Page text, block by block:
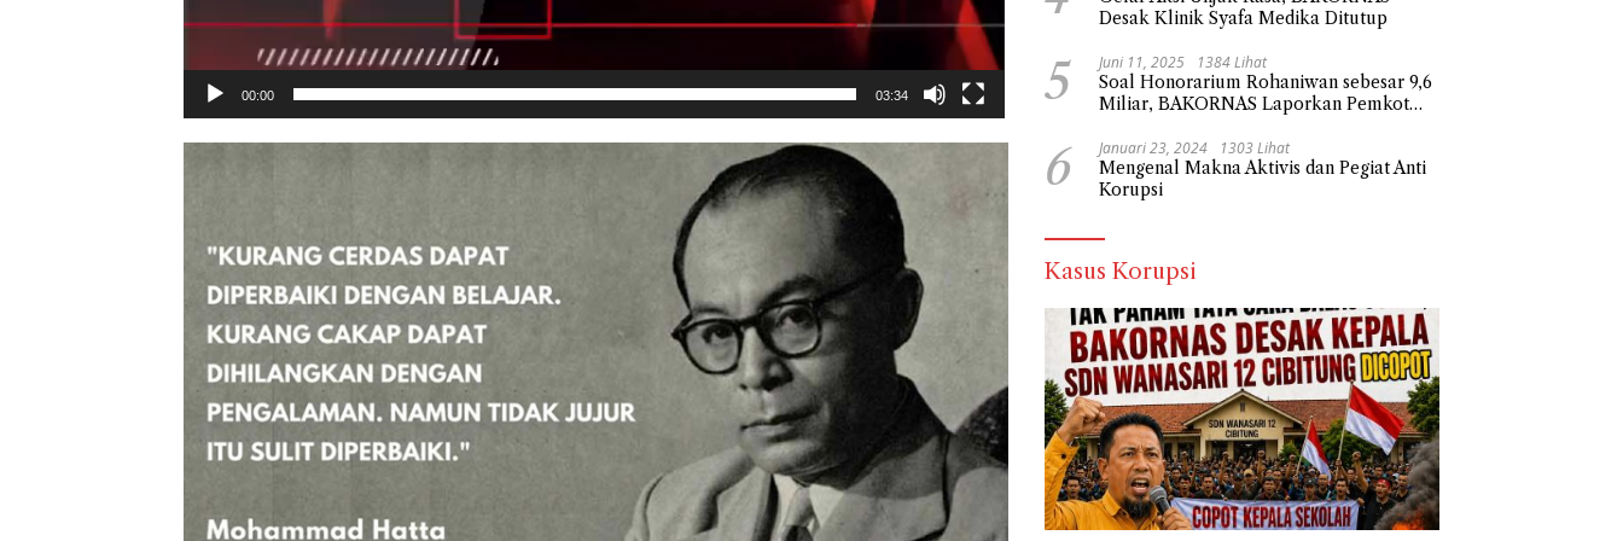
00:00 03:34
Desak Klinik Syafa Medika Ditutup
5 Juni 11, 2025 1384 Lihat
Soal Honorarium Rohaniwan sebesar 9,6
Miliar, BAKORNAS Laporkan Pemkot
6 Januari 23, 2024 1303 Lihat
Mengenal Makna Aktivis dan Pegiat Anti
Korupsi
Kasus Korupsi